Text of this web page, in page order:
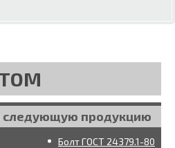
продукцию
Болт ГОСТ 24379.1-80